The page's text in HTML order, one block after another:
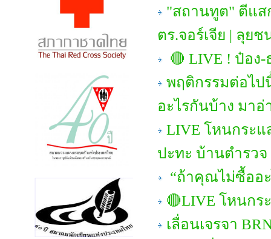
"สถานทูต" ตีแส
ตร.จอร์เจีย | ลุย
🔴 LIVE ! ป๋อง
พฤติกรรมต่อไป
อะไรกันบ้าง มา
LIVE โหนกระ
ปะทะ บ้านตำรวจ
“ถ้าคุณไม่ซื้ออ
🔴LIVE โหนกร
เลื่อนเจรจา